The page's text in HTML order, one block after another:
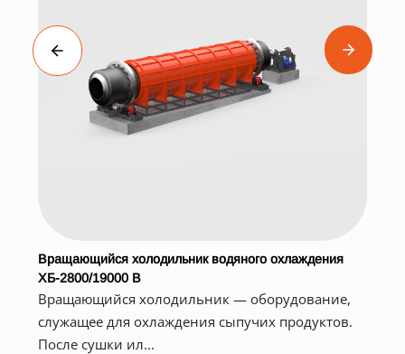
Вращающийся холодильник водяного охлаждения
ХБ-2800/19000 В
Вращающийся холодильник — оборудование,
служащее для охлаждения сыпучих продуктов.
После сушки ил...